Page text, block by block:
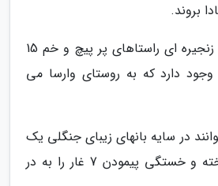
بروند.
در کنار کاوش غارهای زنجیره ای راستاهای پر پیچ و خم 15
دارد که به روستای وارسا می
در سایه بانهای زیبای جنگلی یک
پیک نیک به راه انداخته و خستگی پیمودن 7 غار را به در